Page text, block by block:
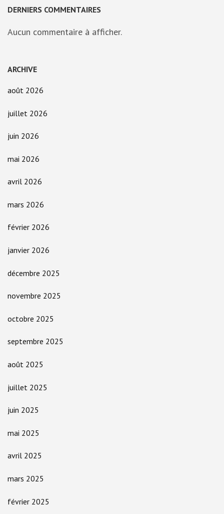
DERNIERS COMMENTAIRES
Aucun commentaire à afficher.
ARCHIVE
août 2026
juillet 2026
juin 2026
mai 2026
avril 2026
mars 2026
février 2026
janvier 2026
décembre 2025
novembre 2025
octobre 2025
septembre 2025
août 2025
juillet 2025
juin 2025
mai 2025
avril 2025
mars 2025
février 2025